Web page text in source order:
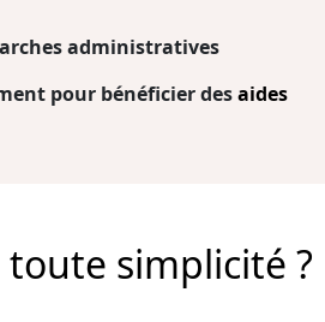
administratives
pour bénéficier desaides
simplicité ?